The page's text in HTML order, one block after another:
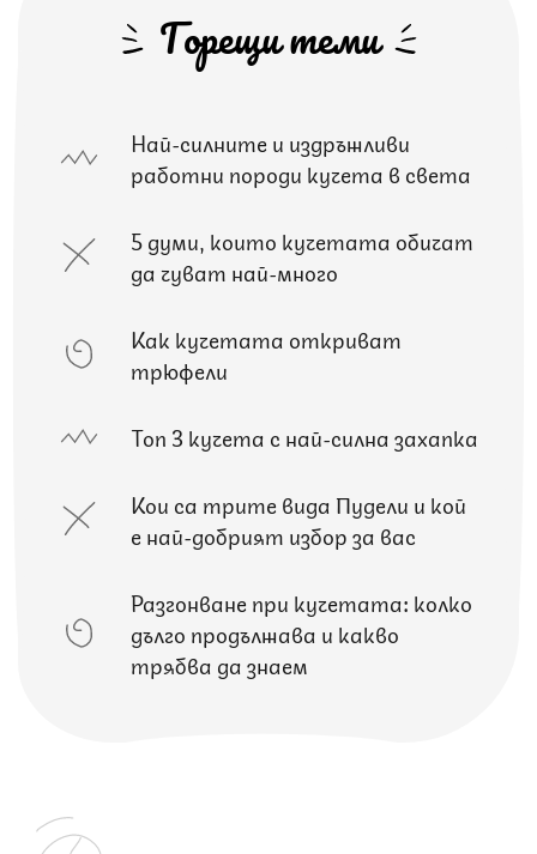
Горещи теми
Най-силните и издръжливи
работни породи кучета в света
5 думи, които кучетата обичат
да чуват най-много
Как кучетата откриват
трюфели
Топ 3 кучета с най-силна захапка
Кои са трите вида Пудели и кой
е най-добрият избор за вас
Разгонване при кучетата: колко
дълго продължава и какво
трябва да знаем